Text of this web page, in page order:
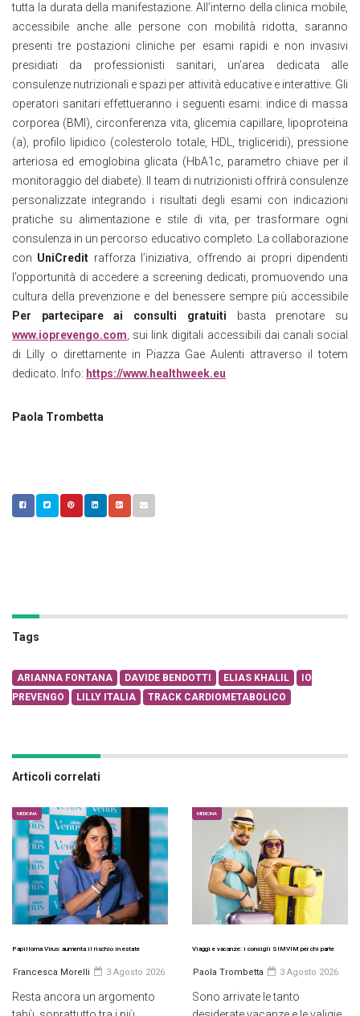
tutta la durata della manifestazione. All’interno della clinica mobile,
accessibile anche alle persone con mobilità ridotta, saranno
presenti tre postazioni cliniche per esami rapidi e non invasivi
presidiati da professionisti sanitari, un’area dedicata alle
consulenze nutrizionali e spazi per attività educative e interattive. Gli
operatori sanitari effettueranno i seguenti esami: indice di massa
corporea (BMI), circonferenza vita, glicemia capillare, lipoproteina
(a), profilo lipidico (colesterolo totale, HDL, trigliceridi), pressione
arteriosa ed emoglobina glicata (HbA1c, parametro chiave per il
monitoraggio del diabete). Il team di nutrizionisti offrirà consulenze
personalizzate integrando i risultati degli esami con indicazioni
pratiche su alimentazione e stile di vita, per trasformare ogni
consulenza in un percorso educativo completo. La collaborazione
con UniCredit rafforza l’iniziativa, offrendo ai propri dipendenti
l’opportunità di accedere a screening dedicati, promuovendo una
cultura della prevenzione e del benessere sempre più accessibile
Per partecipare ai consulti gratuiti basta prenotare su
www.ioprevengo.com , sui link digitali accessibili dai canali social
di Lilly o direttamente in Piazza Gae Aulenti attraverso il totem
dedicato. Info: https://www.healthweek.eu
Paola Trombetta
Tags
ARIANNA FONTANA DAVIDE BENDOTTI ELIAS KHALIL
IO
PREVENGO
LILLY ITALIA TRACK CARDIOMETABOLICO
Articoli correlati
MEDICINA
Papilloma Virus: aumenta il rischio in estate
Francesca Morelli 3 Agosto 2026
Resta ancora un argomento
MEDICINA
Viaggi e vacanze: i consigli SIMVIM per chi parte
Paola Trombetta 3 Agosto 2026
Sono arrivate le tanto